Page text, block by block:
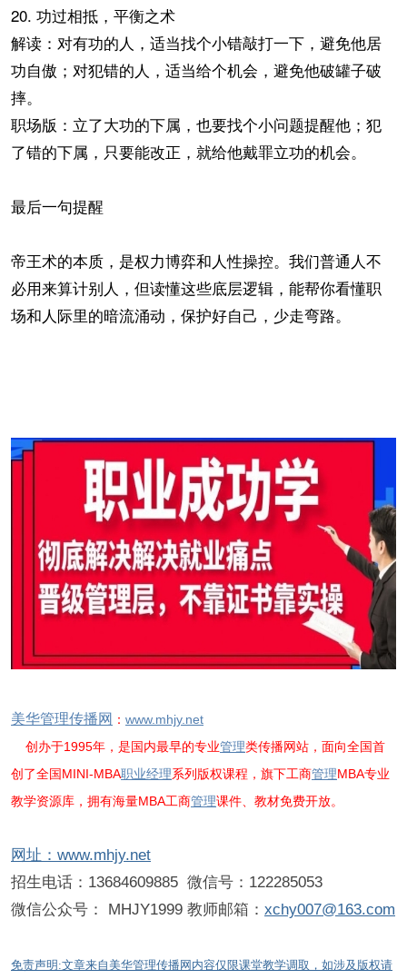
20. 功过相抵，平衡之术
解读：对有功的人，适当找个小错敲打一下，避免他居
功自傲；对犯错的人，适当给个机会，避免他破罐子破
摔。
职场版：立了大功的下属，也要找个小问题提醒他；犯
了错的下属，只要能改正，就给他戴罪立功的机会。
最后一句提醒
帝王术的本质，是权力博弈和人性操控。我们普通人不
必用来算计别人，但读懂这些底层逻辑，能帮你看懂职
场和人际里的暗流涌动，保护好自己，少走弯路。
美华管理传播网 ： www.mhjy.net
创办于1995年，是国内最早的专业管理类传播网站，面向全国首
创了全国MINI-MBA职业经理系列版权课程，旗下工商管理MBA专业
教学资源库，拥有海量MBA工商管理课件、教材免费开放。
网址： www.mhjy.net
招生电话：13684609885 微信号：122285053
微信公众号： MHJY1999 教师邮箱： xchy007@163.com
免责声明:文章来自美华管理传播网内容仅限课堂教学调取，如涉及版权请